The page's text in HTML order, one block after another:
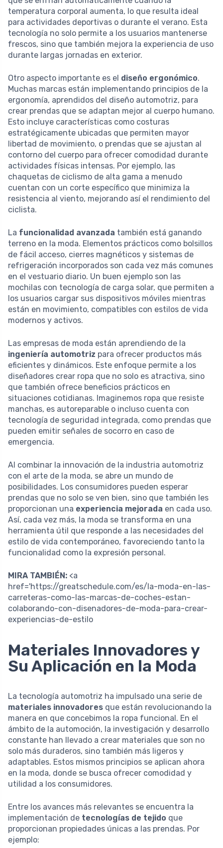
temperatura corporal aumenta, lo que resulta ideal
para actividades deportivas o durante el verano. Esta
tecnología no solo permite a los usuarios mantenerse
frescos, sino que también mejora la experiencia de uso
durante largas jornadas en exterior.
Otro aspecto importante es el diseño ergonómico.
Muchas marcas están implementando principios de la
ergonomía, aprendidos del diseño automotriz, para
crear prendas que se adaptan mejor al cuerpo humano.
Esto incluye características como costuras
estratégicamente ubicadas que permiten mayor
libertad de movimiento, o prendas que se ajustan al
contorno del cuerpo para ofrecer comodidad durante
actividades físicas intensas. Por ejemplo, las
chaquetas de ciclismo de alta gama a menudo
cuentan con un corte específico que minimiza la
resistencia al viento, mejorando así el rendimiento del
ciclista.
La funcionalidad avanzada también está ganando
terreno en la moda. Elementos prácticos como bolsillos
de fácil acceso, cierres magnéticos y sistemas de
refrigeración incorporados son cada vez más comunes
en el vestuario diario. Un buen ejemplo son las
mochilas con tecnología de carga solar, que permiten a
los usuarios cargar sus dispositivos móviles mientras
están en movimiento, compatibles con estilos de vida
modernos y activos.
Las empresas de moda están aprendiendo de la
ingeniería automotriz para ofrecer productos más
eficientes y dinámicos. Este enfoque permite a los
diseñadores crear ropa que no solo es atractiva, sino
que también ofrece beneficios prácticos en
situaciones cotidianas. Imaginemos ropa que resiste
manchas, es autoreparable o incluso cuenta con
tecnología de seguridad integrada, como prendas que
pueden emitir señales de socorro en caso de
emergencia.
Al combinar la innovación de la industria automotriz
con el arte de la moda, se abre un mundo de
posibilidades. Los consumidores pueden esperar
prendas que no solo se ven bien, sino que también les
proporcionan una experiencia mejorada en cada uso.
Así, cada vez más, la moda se transforma en una
herramienta útil que responde a las necesidades del
estilo de vida contemporáneo, favoreciendo tanto la
funcionalidad como la expresión personal.
MIRA TAMBIÉN: <a
href='https://greatschedule.com/es/la-moda-en-las-
carreteras-como-las-marcas-de-coches-estan-
colaborando-con-disenadores-de-moda-para-crear-
experiencias-de-estilo
Materiales Innovadores y
Su Aplicación en la Moda
La tecnología automotriz ha impulsado una serie de
materiales innovadores que están revolucionando la
manera en que concebimos la ropa funcional. En el
ámbito de la automoción, la investigación y desarrollo
constante han llevado a crear materiales que son no
solo más duraderos, sino también más ligeros y
adaptables. Estos mismos principios se aplican ahora
en la moda, donde se busca ofrecer comodidad y
utilidad a los consumidores.
Entre los avances más relevantes se encuentra la
implementación de tecnologías de tejido que
proporcionan propiedades únicas a las prendas. Por
ejemplo: